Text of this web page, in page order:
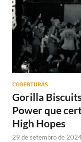
COBERTURAS
Gorilla
Power que
High Hopes
29 de setembro de